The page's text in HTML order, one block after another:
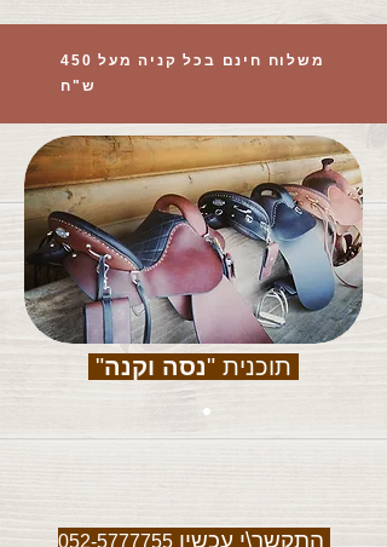
משלוח חינם בכל קניה מעל 450
ש"ח
תוכנית "נסה וקנה"
התקשר\י עכשיו052-5777755